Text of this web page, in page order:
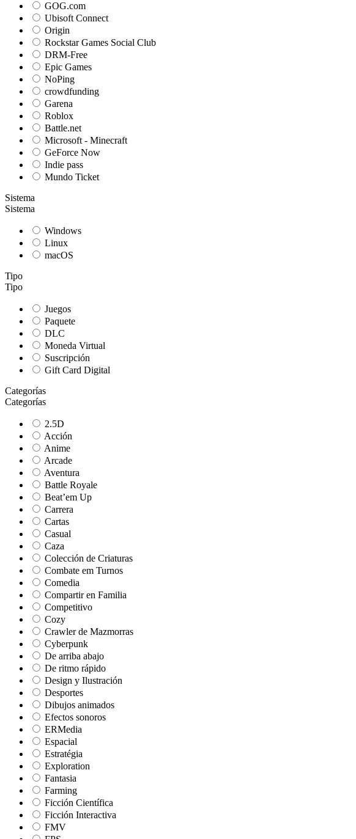
GOG.com
Ubisoft Connect
Origin
Rockstar Games Social Club
DRM-Free
Epic Games
NoPing
crowdfunding
Garena
Roblox
Battle.net
Microsoft - Minecraft
GeForce Now
Indie pass
Mundo Ticket
Sistema
Sistema
Windows
Linux
macOS
Tipo
Tipo
Juegos
Paquete
DLC
Moneda Virtual
Suscripción
Gift Card Digital
Categorías
Categorías
2.5D
Acción
Anime
Arcade
Aventura
Battle Royale
Beat’em Up
Carrera
Cartas
Casual
Caza
Colección de Criaturas
Combate em Turnos
Comedia
Compartir en Familia
Competitivo
Cozy
Crawler de Mazmorras
Cyberpunk
De arriba abajo
De ritmo rápido
Design y Ilustración
Desportes
Dibujos animados
Efectos sonoros
ERMedia
Espacial
Estratégia
Exploration
Fantasia
Farming
Ficción Científica
Ficción Interactiva
FMV